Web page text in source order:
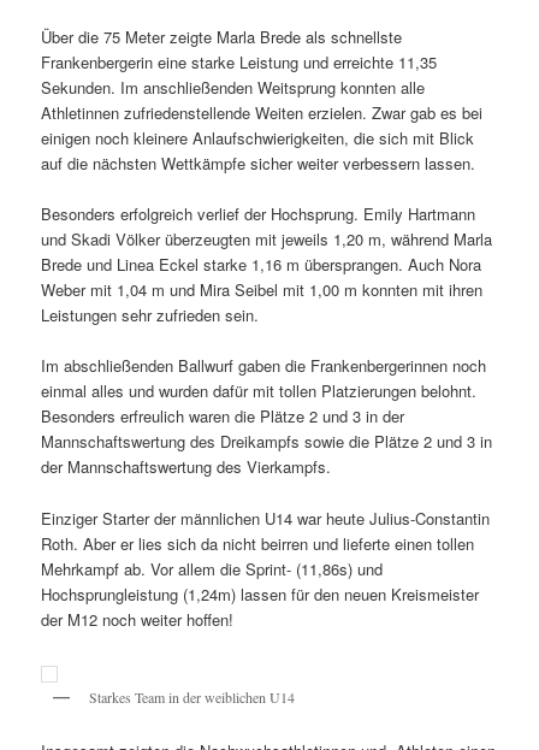
Über die 75 Meter zeigte Marla Brede als schnellste
Frankenbergerin eine starke Leistung und erreichte 11,35
Sekunden. Im anschließenden Weitsprung konnten alle
Athletinnen zufriedenstellende Weiten erzielen. Zwar gab es bei
einigen noch kleinere Anlaufschwierigkeiten, die sich mit Blick
auf die nächsten Wettkämpfe sicher weiter verbessern lassen.
Besonders erfolgreich verlief der Hochsprung. Emily Hartmann
und Skadi Völker überzeugten mit jeweils 1,20 m, während Marla
Brede und Linea Eckel starke 1,16 m übersprangen. Auch Nora
Weber mit 1,04 m und Mira Seibel mit 1,00 m konnten mit ihren
Leistungen sehr zufrieden sein.
Im abschließenden Ballwurf gaben die Frankenbergerinnen noch
einmal alles und wurden dafür mit tollen Platzierungen belohnt.
Besonders erfreulich waren die Plätze 2 und 3 in der
Mannschaftswertung des Dreikampfs sowie die Plätze 2 und 3 in
der Mannschaftswertung des Vierkampfs.
Einziger Starter der männlichen U14 war heute Julius-Constantin
Roth. Aber er lies sich da nicht beirren und lieferte einen tollen
Mehrkampf ab. Vor allem die Sprint- (11,86s) und
Hochsprungleistung (1,24m) lassen für den neuen Kreismeister
der M12 noch weiter hoffen!
Starkes Team in der weiblichen U14